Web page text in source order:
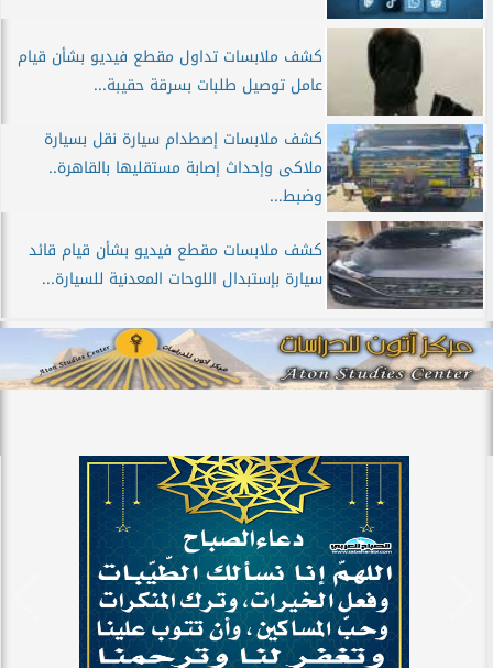
كشف ملابسات تداول مقطع فيديو بشأن قيام
عامل توصيل طلبات بسرقة حقيبة...
كشف ملابسات إصطدام سيارة نقل بسيارة
ملاكى وإحداث إصابة مستقليها بالقاهرة..
وضبط...
كشف ملابسات مقطع فيديو بشأن قيام قائد
سيارة بإستبدال اللوحات المعدنية للسيارة...